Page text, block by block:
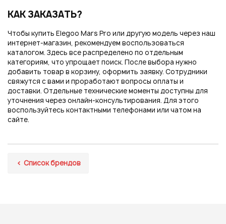
КАК ЗАКАЗАТЬ?
Чтобы купить Elegoo Mars Pro или другую модель через наш
интернет-магазин, рекомендуем воспользоваться
каталогом. Здесь все распределено по отдельным
категориям, что упрощает поиск. После выбора нужно
добавить товар в корзину, оформить заявку. Сотрудники
свяжутся с вами и проработают вопросы оплаты и
доставки. Отдельные технические моменты доступны для
уточнения через онлайн-консультирования. Для этого
воспользуйтесь контактными телефонами или чатом на
сайте.
Список брендов